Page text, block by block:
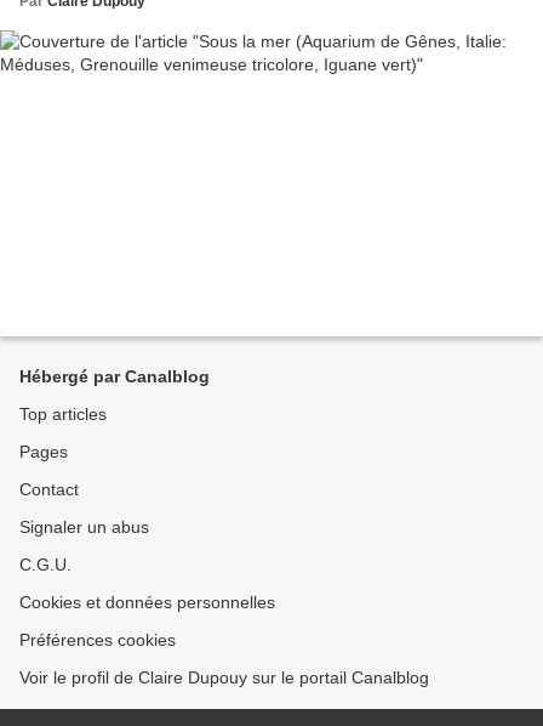
Hébergé par Canalblog
Top articles
Pages
Contact
Signaler un abus
C.G.U.
Cookies et données personnelles
Préférences cookies
Voir le profil de Claire Dupouy sur le portail Canalblog